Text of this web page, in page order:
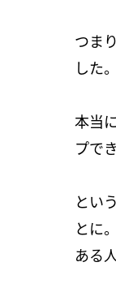
つま
した
本当
プで
とい
とに
ある